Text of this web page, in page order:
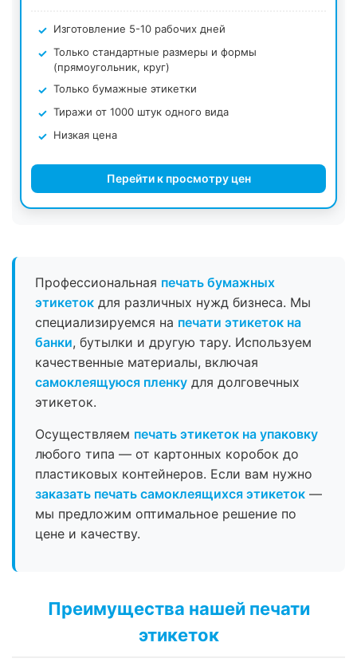
Изготовление 5-10 рабочих дней
Только стандартные размеры и формы
(прямоугольник, круг)
Только бумажные этикетки
Тиражи от 1000 штук одного вида
Низкая цена
Перейти к просмотру цен
Профессиональная печать бумажных
этикеток для различных нужд бизнеса. Мы
специализируемся на печати этикеток на
банки, бутылки и другую тару. Используем
качественные материалы, включая
самоклеящуюся пленку для долговечных
этикеток.
Осуществляем печать этикеток на упаковку
любого типа — от картонных коробок до
пластиковых контейнеров. Если вам нужно
заказать печать самоклеящихся этикеток —
мы предложим оптимальное решение по
цене и качеству.
Преимущества нашей печати
этикеток